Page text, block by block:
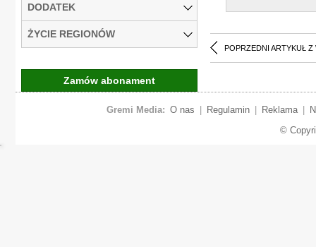
POPRZEDNI ARTYKUŁ Z
DODATEK
ŻYCIE REGIONÓW
Zamów abonament
Gremi Media: O nas Regulamin Reklama
©